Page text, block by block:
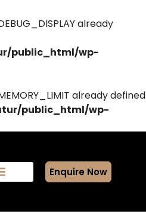
already
public_html/wp-
already defined
public_html/wp-
Enquire Now